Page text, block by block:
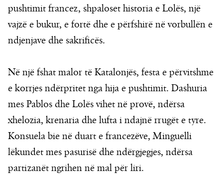
pushtimit francez, shpaloset historia e Lolës, një
vajzë e bukur, e fortë dhe e përfshirë në vorbullën e
ndjenjave dhe sakrificës.
Në një fshat malor të Katalonjës, festa e përvitshme
e korrjes ndërpritet nga hija e pushtimit. Dashuria
mes Pablos dhe Lolës vihet në provë, ndërsa
xhelozia, krenaria dhe lufta i ndajnë rrugët e tyre.
Konsuela bie në duart e francezëve, Minguelli
lëkundet mes pasurisë dhe ndërgjegjes, ndërsa
partizanët ngrihen në mal për liri.